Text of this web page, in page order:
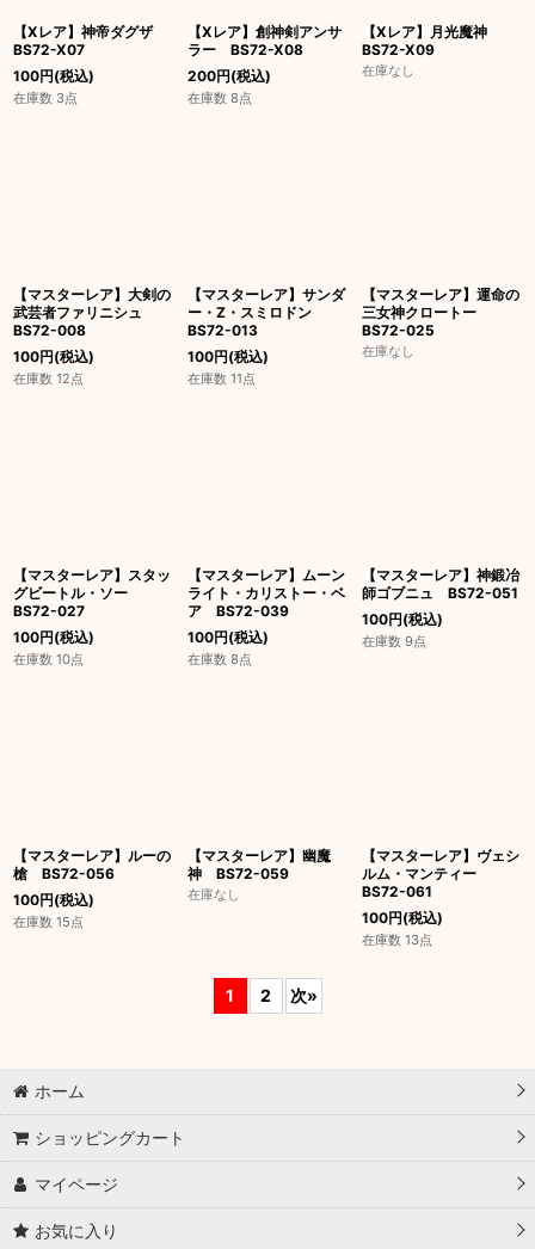
【Xレア】神帝ダグザ
BS72-X07
100円(税込)
在庫数 3点
【Xレア】創神剣アンサ
ラー BS72-X08
200円(税込)
在庫数 8点
【Xレア】月光魔神
BS72-X09
在庫なし
【マスターレア】大剣の
武芸者ファリニシュ
BS72-008
100円(税込)
在庫数 12点
【マスターレア】サンダ
ー・Z・スミロドン
BS72-013
100円(税込)
在庫数 11点
【マスターレア】運命の
三女神クロートー
BS72-025
在庫なし
【マスターレア】スタッ
グビートル・ソー
BS72-027
100円(税込)
在庫数 10点
【マスターレア】ムーン
ライト・カリストー・ベ
ア BS72-039
100円(税込)
在庫数 8点
【マスターレア】神鍛冶
師ゴブニュ BS72-051
100円(税込)
在庫数 9点
【マスターレア】ルーの
槍 BS72-056
100円(税込)
在庫数 15点
【マスターレア】幽魔
神 BS72-059
在庫なし
【マスターレア】ヴェシ
ルム・マンティー
BS72-061
100円(税込)
在庫数 13点
1 2 次»
ホーム
ショッピングカート
マイページ
お気に入り